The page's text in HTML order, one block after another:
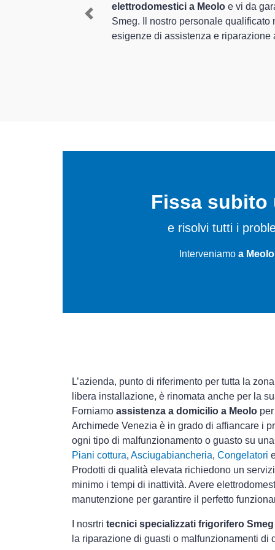
degli apparecchi.
In più, i tecnici Smeg
riparare per farli tornare
Previous
Fissa subito
e risolvi tutti i
Interveniamo a
L’azienda, punto di riferimento per tutta la
libera installazione, è rinomata anche per la
Forniamo assistenza a domicilio a Meolo
Archimede Venezia è in grado di affiancare i
ogni tipo di malfunzionamento o guasto su
Piani cottura, Asciugabiancheria, Congelatori
Prodotti di qualità elevata richiedono un
minimo i tempi di inattività. Avere
manutenzione per garantire il perfetto
I nosrtri tecnici specializzati frigorifero Smeg
la riparazione di guasti o malfunzionamenti